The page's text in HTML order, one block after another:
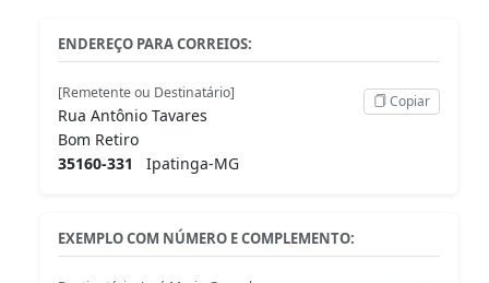
ENDEREÇO PARA CORREIOS:
[Remetente ou Destinatário]
Rua Antônio Tavares
Bom Retiro
35160-331
Ipatinga-MG
Copiar
EXEMPLO COM NÚMERO E COMPLEMENTO: